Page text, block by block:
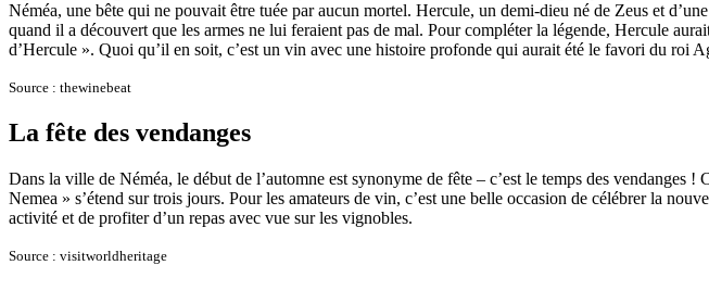
Néméa, une bête qui ne pouvait être tuée par aucun mortel. Hercule, un demi-dieu né de Zeus et
quand il a découvert que les armes ne lui feraient pas de mal. Pour compléter la légende, Hercule
d’Hercule ». Quoi qu’il en soit, c’est un vin avec une histoire profonde qui aurait été le favori du roi
Source : thewinebeat
La fête des vendanges
Dans la ville de Néméa, le début de l’automne est synonyme de fête – c’est le temps des
Nemea » s’étend sur trois jours. Pour les amateurs de vin, c’est une belle occasion de célébrer la
activité et de profiter d’un repas avec vue sur les vignobles.
Source : visitworldheritage